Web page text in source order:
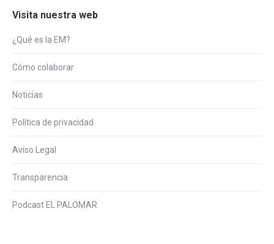
Visita nuestra web
¿Qué es la EM?
Cómo colaborar
Noticias
Política de privacidad
Aviso Legal
Transparencia
Podcast EL PALOMAR